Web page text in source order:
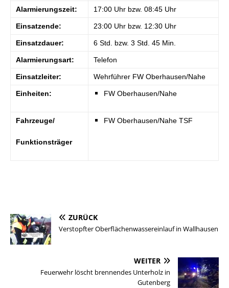
Alarmierungszeit: 17:00 Uhr bzw. 08:45 Uhr
Einsatzende: 23:00 Uhr bzw. 12:30 Uhr
Einsatzdauer: 6 Std. bzw. 3 Std. 45 Min.
Alarmierungsart: Telefon
Einsatzleiter: Wehrführer FW Oberhausen/Nahe
Einheiten: FW Oberhausen/Nahe
Fahrzeuge/
Funktionsträger
FW Oberhausen/Nahe TSF
ZURÜCK
Verstopfter Oberflächenwassereinlauf in Wallhausen
WEITER
Feuerwehr löscht brennendes Unterholz in
Gutenberg